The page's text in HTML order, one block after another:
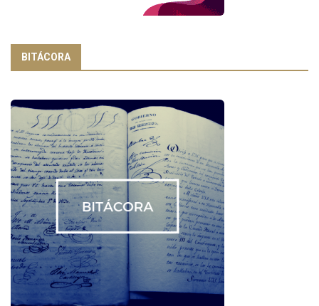
BITÁCORA